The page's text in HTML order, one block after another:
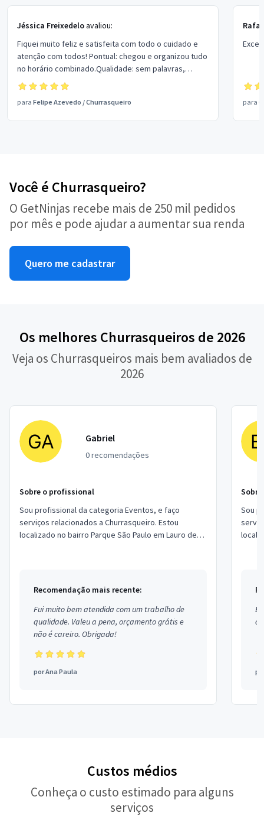
Jéssica Freixedeloavaliou:
Fiquei muito feliz e satisfeita com todo o cuidado e
atenção com todos! Pontual: chegou e organizou tudo
no horário combinado.Qualidade: sem palavras,
carnes todas de primeira, alimentos bem feitos, o
vinagrete cortado tão pequeno perfeito, arroz
saboroso, salada de maionese… tudo coloca em
recipiente com tampas e tudo muito limpo! Impecável
para Felipe Azevedo /Churrasqueiro para
Você é Churrasqueiro?
O GetNinjas recebe mais de 250 mil pedidos
por mês e pode ajudar a aumentar sua renda
Quero me cadastrar
Os melhores Churrasqueiros de 2026
Veja os Churrasqueiros mais bem avaliados de
2026
Gabriel
0 recomendações
Sobre o profissional
Sou profissional da categoria Eventos, e faço
serviços relacionados a Churrasqueiro. Estou
localizado no bairro Parque São Paulo em Lauro de
Recomendação mais recente:
Fui muito bem atendida com um trabalho de
qualidade. Valeu a pena, orçamento grátis e
não é careiro. Obrigada!
porAna Paula
Sou
Custos médios
Conheça o custo estimado para alguns
serviços